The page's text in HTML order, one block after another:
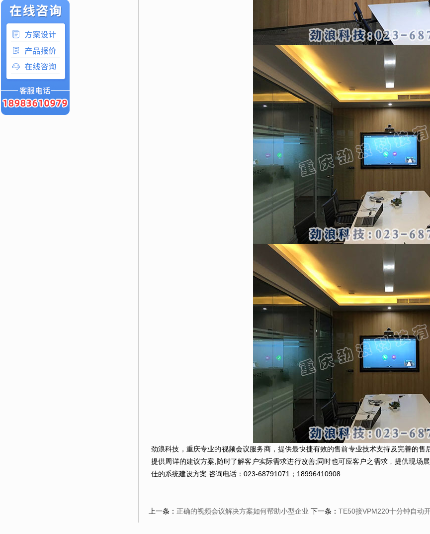
劲浪科技，重庆专业的视频会议服务商，提供最快捷有效的售前专业技术支持及完善的
提供周详的建议方案,随时了解客户实际需求进行改善;同时也可应客户之需求﹐提供现场
佳的系统建设方案.咨询电话：023-68791071；18996410908
上一条： 正确的视频会议解决方案如何帮助小型企业 下一条： TE50接VPM220十分钟自动